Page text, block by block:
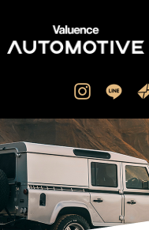
公式ブログ
新車・中古車販売